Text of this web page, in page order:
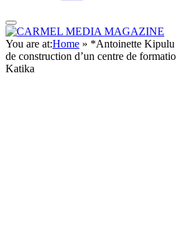
You are at:Home » *Antoinette Kipulu
de construction d’un centre de
Katika